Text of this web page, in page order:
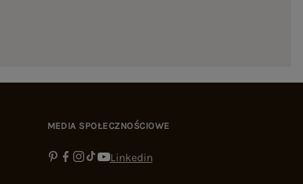
MEDIA SPOŁECZNOŚCIOWE
Linkedin